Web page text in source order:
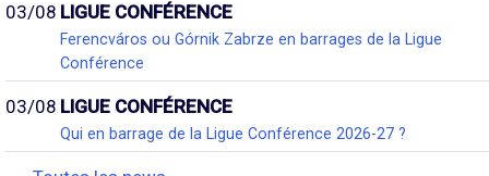
03/08 LIGUE CONFÉRENCE
Ferencváros ou Górnik Zabrze en barrages de la Ligue
Conférence
03/08 LIGUE CONFÉRENCE
Qui en barrage de la Ligue Conférence 2026-27 ?